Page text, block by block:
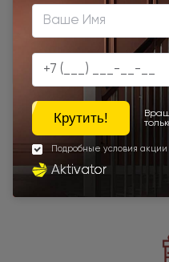
800х1950 800x2000
1000x2100 800x2400
Двери межкомнатные
800x2100 800x2200
Наши